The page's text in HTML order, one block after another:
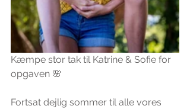
Kæmpe stor tak til Katrine & Sofie for
opgaven 🌸
Fortsat dejlig sommer til alle vores